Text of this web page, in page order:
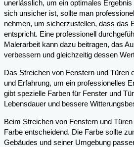
unerlässlich, um ein optimales
sich unsicher ist, sollte man
nehmen, um sicherzustellen, dass das
entspricht. Eine professionell
Malerarbeit kann dazu beitragen, das
verbessern und gleichzeitig dessen
Das Streichen von Fenstern und Türen
und Erfahrung, um ein professionelles
gibt spezielle Farben für Fenster und
Lebensdauer und bessere
Beim Streichen von Fenstern und
Farbe entscheidend. Die Farbe sollte
Gebäudes und seiner Umgebung